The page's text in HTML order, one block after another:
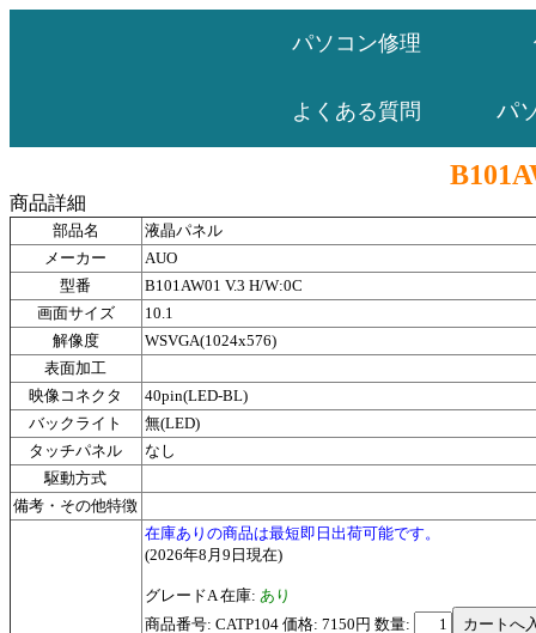
パソコン修理
よくある質問 パ
商品詳細
部品名
液晶パネル
メーカー
AUO
型番
B101AW01 V.3 H/W:0C
画面サイズ
10.1
解像度
WSVGA(1024x576)
表面加工
映像コネクタ
40pin(LED-BL)
バックライト
無(LED)
タッチパネル
なし
駆動方式
備考・その他特徴
在庫ありの商品は最短即日出荷可能です。
(2026年8月9日現在)
グレードA 在庫: あり
商品番号: CATP104 価格: 7150円 数量: